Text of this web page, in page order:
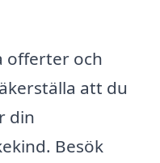
offerter och
att du
din
Besök